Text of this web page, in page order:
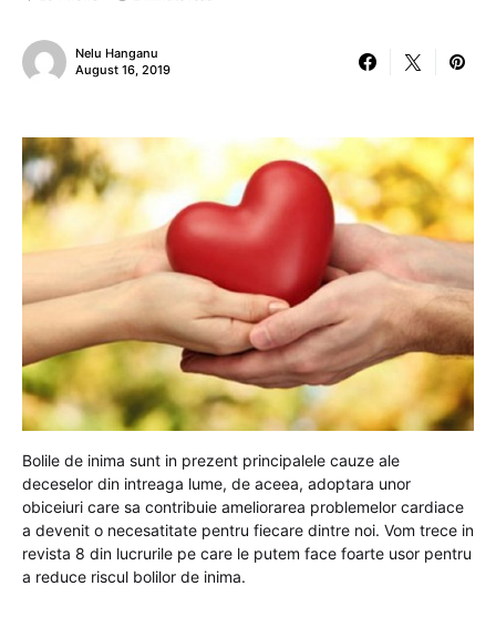
Nelu Hanganu
August 16, 2019
Bolile de inima sunt in prezent principalele cauze ale
deceselor din intreaga lume, de aceea, adoptara unor
obiceiuri care sa contribuie ameliorarea problemelor cardiace
a devenit o necesatitate pentru fiecare dintre noi. Vom trece in
revista 8 din lucrurile pe care le putem face foarte usor pentru
a reduce riscul bolilor de inima.